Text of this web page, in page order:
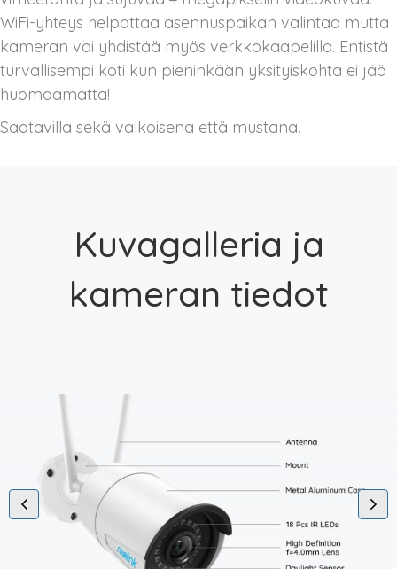
WiFi-yhteys helpottaa asennuspaikan valintaa mutta
kameran voi yhdistää myös verkkokaapelilla. Entistä
turvallisempi koti kun pieninkään yksityiskohta ei jää
huomaamatta!
Saatavilla sekä valkoisena että mustana.
Kuvagalleria ja
kameran tiedot